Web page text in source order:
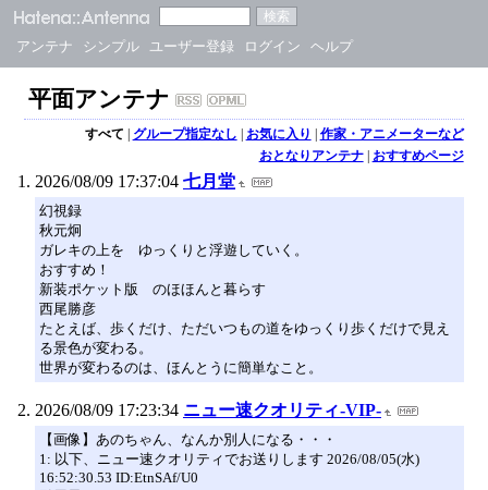
アンテナ シンプル ユーザー登録 ログイン ヘルプ
平面アンテナ
すべて | グループ指定なし | お気に入り | 作家・アニメーターなど
おとなりアンテナ| おすすめページ
2026/08/09 17:37:04 七月堂
幻視録
秋元炯
ガレキの上を ゆっくりと浮遊していく。
おすすめ！
新装ポケット版 のほほんと暮らす
西尾勝彦
たとえば、歩くだけ、ただいつもの道をゆっくり歩くだけで見え
る景色が変わる。
世界が変わるのは、ほんとうに簡単なこと。
2026/08/09 17:23:34 ニュー速クオリティ-VIP-
【画像】あのちゃん、なんか別人になる・・・
1: 以下、ニュー速クオリティでお送りします 2026/08/05(水)
16:52:30.53 ID:EtnSAf/U0